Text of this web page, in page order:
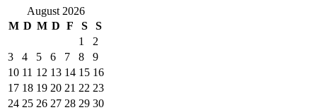
August 2026
M D M D F S
S
1
2
3
4 5 6 7 8
9
10 11 12 13 14 15 16
17 18 19 20 21 22 23
24 25 26 27 28 29 30